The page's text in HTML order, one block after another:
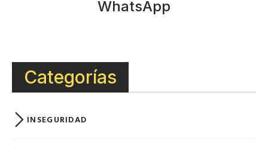
WhatsApp
Categorías
INSEGURIDAD